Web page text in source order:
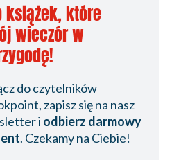
książek, które
wieczór w
do czytelników
zapisz się na nasz
i odbierz darmowy
. Czekamy na Ciebie!